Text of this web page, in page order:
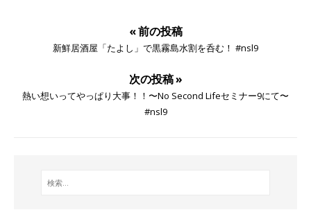
« 前の投稿
新鮮居酒屋「たよし」で黒霧島水割を呑む！ #nsl9
次の投稿 »
熱い想いってやっぱり大事！！〜No Second Lifeセミナー9にて〜
#nsl9